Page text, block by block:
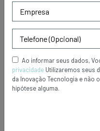
ÚLTIMAS PUBLICAÇÕES
Acabe com o
Ao informar seus dados,
privacidade Utilizaremos seus
da Inovação Tecnologia e não
hipótese alguma.